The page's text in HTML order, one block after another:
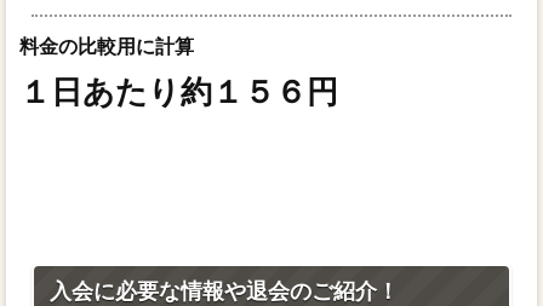
料金の比較用に計算
１日あたり約１５６円
入会に必要な情報や退会のご紹介！